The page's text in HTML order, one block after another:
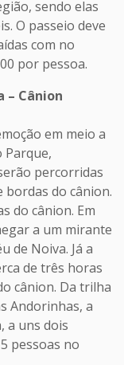
sendo elas
O passeio deve
com no
por pessoa.
– Cânion
em meio a
percorridas
bordas do cânion.
do cânion. Em
a um mirante
de Noiva. Já a
de três horas
cânion. Da trilha
Andorinhas, a
a uns dois
pessoas no